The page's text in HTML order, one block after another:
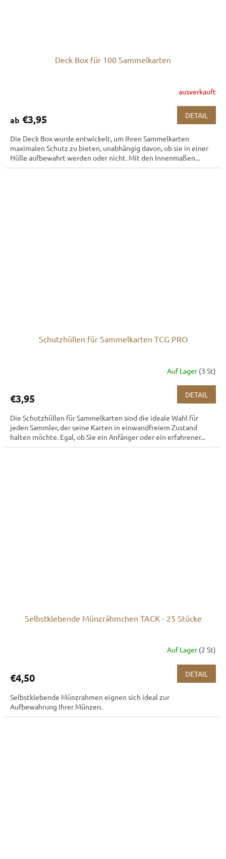
Deck Box für 100 Sammelkarten
ausverkauft
ab €3,95 DETAIL
Die Deck Box wurde entwickelt, um Ihren Sammelkarten
maximalen Schutz zu bieten, unabhängig davon, ob sie in einer
Hülle aufbewahrt werden oder nicht. Mit den Innenmaßen...
Schutzhüllen für Sammelkarten TCG PRO
Auf Lager(3 St)
€3,95 DETAIL
Die Schutzhüllen für Sammelkarten sind die ideale Wahl für
jeden Sammler, der seine Karten in einwandfreiem Zustand
halten möchte. Egal, ob Sie ein Anfänger oder ein erfahrener...
Selbstklebende Münzrähmchen TACK - 25 Stücke
Auf Lager(2 St)
€4,50 DETAIL
Selbstklebende Münzrahmen eignen sich ideal zur
Aufbewahrung Ihrer Münzen.